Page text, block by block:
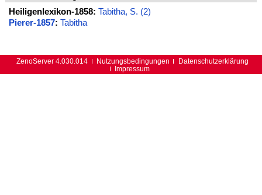
Heiligenlexikon-1858: Tabitha, S. (2)
Pierer-1857: Tabitha
ZenoServer 4.030.014 Nutzungsbedingungen
Datenschutzerklärung
Impressum